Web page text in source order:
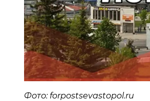
Фото: forpostsevastopol.ru